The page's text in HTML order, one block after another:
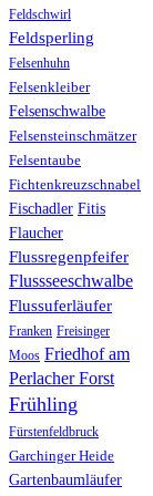
Feldschwirl
Feldsperling
Felsenhuhn
Felsenkleiber
Felsenschwalbe
Felsensteinschmätzer
Felsentaube
Fichtenkreuzschnabel
Fischadler Fitis
Flaucher
Flussregenpfeifer
Flussseeschwalbe
Flussuferläufer
Franken Freisinger
Moos Friedhof am
Perlacher Forst
Frühling
Fürstenfeldbruck
Garchinger Heide
Gartenbaumläufer